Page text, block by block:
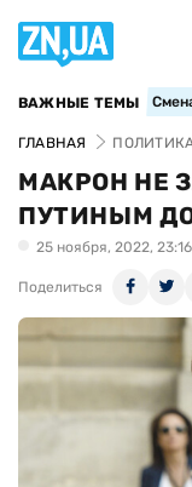
ВАЖНЫЕ ТЕМЫ
ГЛАВНАЯ
МАКРОН НЕ
ПУТИНЫМ
25 ноября, 2022, 23:16
Поделиться